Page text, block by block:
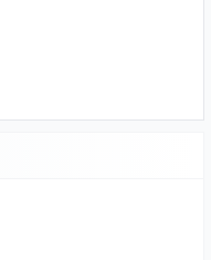
নতুন প্রস্তাব